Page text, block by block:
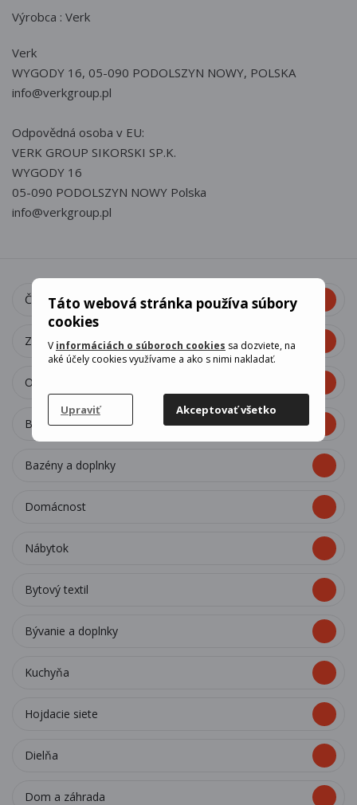
Táto webová stránka používa súbory
cookies
V informáciách o súboroch cookies sa dozviete, na
aké účely cookies využívame a ako s nimi nakladať.
Upraviť Akceptovať všetko
Výrobca : Verk
Verk
WYGODY 16, 05-090 PODOLSZYN NOWY, POLSKA
info@verkgroup.pl
Odpovědná osoba v EU:
VERK GROUP SIKORSKI SP.K.
WYGODY 16
05-090 PODOLSZYN NOWY Polska
info@verkgroup.pl
Čistiace prostriedky v domácnosti
Záhradný nábytok
Osvetlenie
Bytové dekorácie
Bazény a doplnky
Domácnost
Nábytok
Bytový textil
Bývanie a doplnky
Kuchyňa
Hojdacie siete
Dielňa
Dom a záhrada